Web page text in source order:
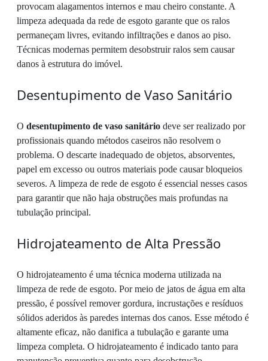
provocam alagamentos internos e mau cheiro constante. A
limpeza adequada da rede de esgoto garante que os ralos
permaneçam livres, evitando infiltrações e danos ao piso.
Técnicas modernas permitem desobstruir ralos sem causar
danos à estrutura do imóvel.
Desentupimento de Vaso Sanitário
O desentupimento de vaso sanitário deve ser realizado por
profissionais quando métodos caseiros não resolvem o
problema. O descarte inadequado de objetos, absorventes,
papel em excesso ou outros materiais pode causar bloqueios
severos. A limpeza de rede de esgoto é essencial nesses casos
para garantir que não haja obstruções mais profundas na
tubulação principal.
Hidrojateamento de Alta Pressão
O hidrojateamento é uma técnica moderna utilizada na
limpeza de rede de esgoto. Por meio de jatos de água em alta
pressão, é possível remover gordura, incrustações e resíduos
sólidos aderidos às paredes internas dos canos. Esse método é
altamente eficaz, não danifica a tubulação e garante uma
limpeza completa. O hidrojateamento é indicado tanto para